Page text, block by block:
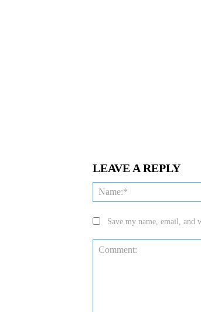
LEAVE A REPLY
Save my name, email, and